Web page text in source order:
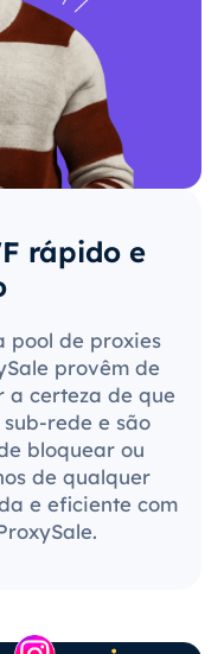
rápido e
pool de proxies
provêm de
a certeza de que
rede e são
bloquear ou
de qualquer
e eficiente com